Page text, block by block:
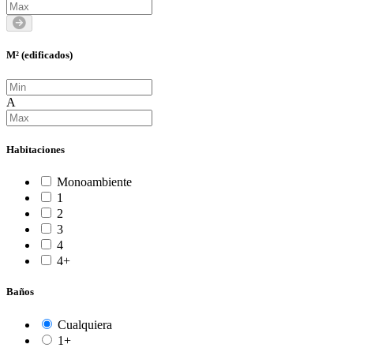
M² (edificados)
A
Habitaciones
Monoambiente
1
2
3
4
4+
Baños
Cualquiera
1+